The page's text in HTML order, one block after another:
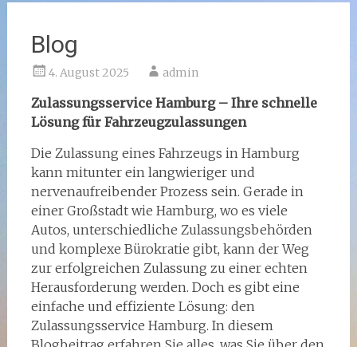
Blog
4. August 2025 admin
Zulassungsservice Hamburg – Ihre schnelle
Lösung für Fahrzeugzulassungen
Die Zulassung eines Fahrzeugs in Hamburg
kann mitunter ein langwieriger und
nervenaufreibender Prozess sein. Gerade in
einer Großstadt wie Hamburg, wo es viele
Autos, unterschiedliche Zulassungsbehörden
und komplexe Bürokratie gibt, kann der Weg
zur erfolgreichen Zulassung zu einer echten
Herausforderung werden. Doch es gibt eine
einfache und effiziente Lösung: den
Zulassungsservice Hamburg. In diesem